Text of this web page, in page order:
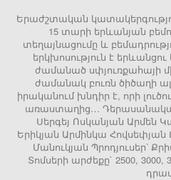
Երաժշտական
15 տարի երևանյան
տեղայնացումը և
երկխոսություն է
ժամանած սփյուռքահայի
ժամանակ բուռն ծիծաղի
իրականում խնդիր է, որի
առաստաղից…
Սերգեյ Ոսկանյան Արմեն
Երիկյան Արմինկա
Մանուկյան Պրոդյուսեր՝
Տոմսերի արժեքը` 2500, 3000,